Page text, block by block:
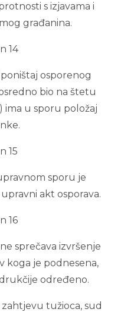
s izjavama i
građanina.
14
osporenog
bio na štetu
ima u sporu položaj
15
sporu je
akt osporava.
16
sprečava izvršenje
koga je podnesena,
određeno.
tužioca, sud